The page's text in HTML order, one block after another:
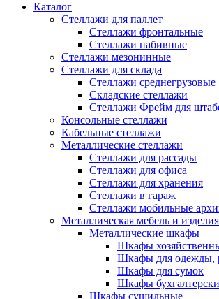
Каталог
Стеллажи для паллет
Стеллажи фронтальные
Стеллажи набивные
Стеллажи мезонинные
Стеллажи для склада
Стеллажи среднегрузовые
Складские стеллажи
Стеллажи Фрейм для
Консольные стеллажи
Кабельные стеллажи
Металлические стеллажи
Стеллажи для рассады
Стеллажи для офиса
Стеллажи для хранения
Стеллажи в гараж
Стеллажи мобильные
Металлическая мебель и изделия
Металлические шкафы
Шкафы
Шкафы для одежды,
Шкафы для сумок
Шкафы
Шкафы сушильные